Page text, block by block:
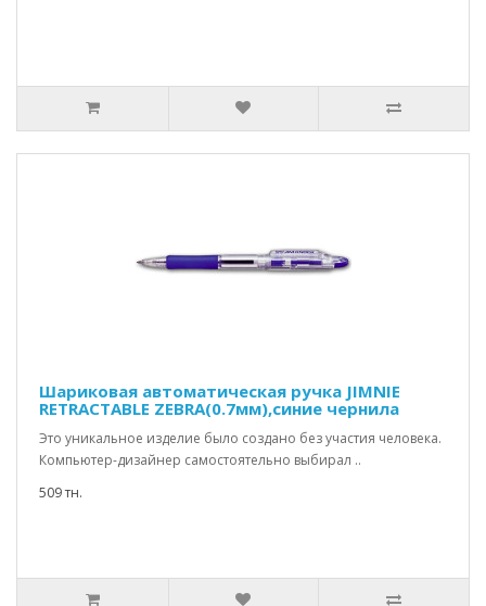
Шариковая автоматическая ручка JIMNIE
RETRACTABLE ZEBRA(0.7мм),синие чернила
Это уникальное изделие было создано без участия человека.
Компьютер-дизайнер самостоятельно выбирал ..
509 тн.